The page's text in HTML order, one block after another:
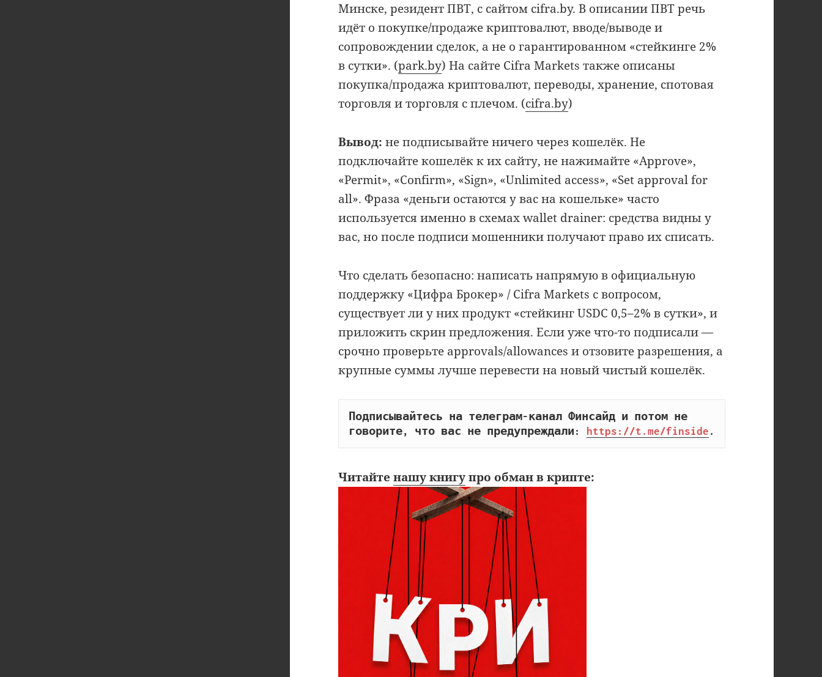
Минске, резидент ПВТ, с сайтом cifra.by. В описании ПВТ речь
идёт о покупке/продаже криптовалют, вводе/выводе и
сопровождении сделок, а не о гарантированном «стейкинге 2%
в сутки». (park.by) На сайте Cifra Markets также описаны
покупка/продажа криптовалют, переводы, хранение, спотовая
торговля и торговля с плечом. (cifra.by)
Вывод: не подписывайте ничего через кошелёк. Не
подключайте кошелёк к их сайту, не нажимайте «Approve»,
«Permit», «Confirm», «Sign», «Unlimited access», «Set approval for
all». Фраза «деньги остаются у вас на кошельке» часто
используется именно в схемах wallet drainer: средства видны у
вас, но после подписи мошенники получают право их списать.
Что сделать безопасно: написать напрямую в официальную
поддержку «Цифра Брокер» / Cifra Markets с вопросом,
существует ли у них продукт «стейкинг USDC 0,5–2% в сутки», и
приложить скрин предложения. Если уже что-то подписали —
срочно проверьте approvals/allowances и отзовите разрешения, а
крупные суммы лучше перевести на новый чистый кошелёк.
Подписывайтесь на телеграм-канал Финсайд и потом не
говорите, что вас не предупреждали:
https://t.me/finside .
Читайтенашу книгупро обман в крипте: